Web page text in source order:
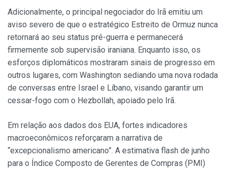
Adicionalmente, o principal negociador do Irã emitiu um
aviso severo de que o estratégico Estreito de Ormuz nunca
retornará ao seu status pré-guerra e permanecerá
firmemente sob supervisão iraniana. Enquanto isso, os
esforços diplomáticos mostraram sinais de progresso em
outros lugares, com Washington sediando uma nova rodada
de conversas entre Israel e Líbano, visando garantir um
cessar-fogo com o Hezbollah, apoiado pelo Irã.
Em relação aos dados dos EUA, fortes indicadores
macroeconômicos reforçaram a narrativa de
“excepcionalismo americano”. A estimativa flash de junho
para o Índice Composto de Gerentes de Compras (PMI)